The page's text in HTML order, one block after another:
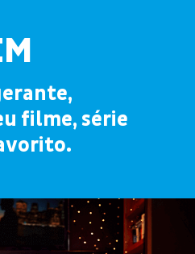
filme, série